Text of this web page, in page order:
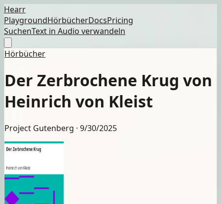
Hearr
PlaygroundHörbücherDocsPricing
SuchenText in Audio verwandeln
Hörbücher
Der Zerbrochene Krug von
Heinrich von Kleist
Project Gutenberg · 9/30/2025